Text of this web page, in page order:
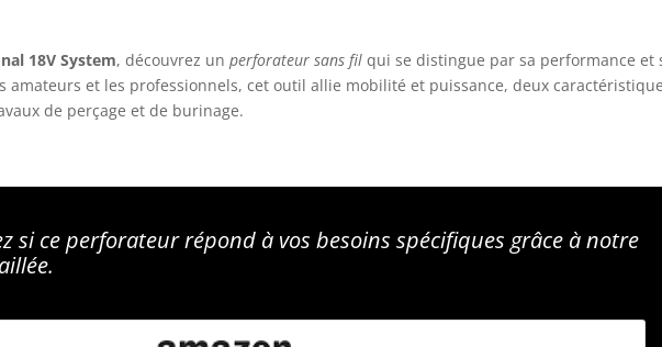
18V System, découvrez unperforateur sans fil qui se distingue par sa performance et
amateurs et les professionnels, cet outil allie mobilité et puissance, deux
de perçage et de burinage.
si ce perforateur répond à vos besoins spécifiques grâce à notre